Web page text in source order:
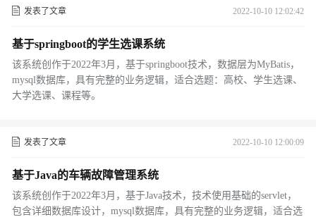
发表了文章 2022-10-10 12:02:42
基于springboot的学生选课系统
该系统创作于2022年3月，基于springboot技术，数据层为MyBatis，
mysql数据库，具有完整的业务逻辑，适合选题：高校、学生选课、
大学选课、课程等。
发表了文章 2022-10-10 12:00:09
基于Java的车辆故障管理系统
该系统创作于2022年3月，基于Java技术，技术使用基础的servlet，
包含详细数据库设计，mysql数据库，具有完整的业务逻辑，适合选